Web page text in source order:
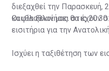
διεξαχθεί την Παρασκευή,
και θα ξεκινήσει στις 20:30.
Οι φίλαθλοί μας θα έχουν
εισιτήρια για την
Ισχύει η ταξιθέτηση των